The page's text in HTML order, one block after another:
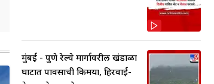
मुंबई - पुणे रेल्वे मार्गावरील खंडाळा
घाटात पावसाची किमया, हिरवाई-